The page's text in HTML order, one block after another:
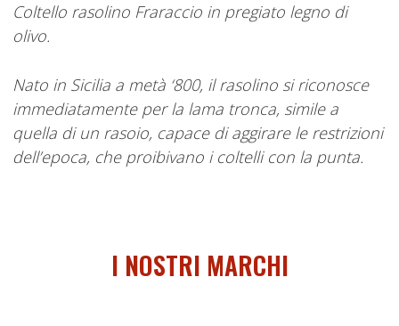
Coltello rasolino Fraraccio in pregiato legno di
olivo.
Nato in Sicilia a metà ‘800, il rasolino si riconosce
immediatamente per la lama tronca, simile a
quella di un rasoio, capace di aggirare le restrizioni
dell’epoca, che proibivano i coltelli con la punta.
I NOSTRI MARCHI